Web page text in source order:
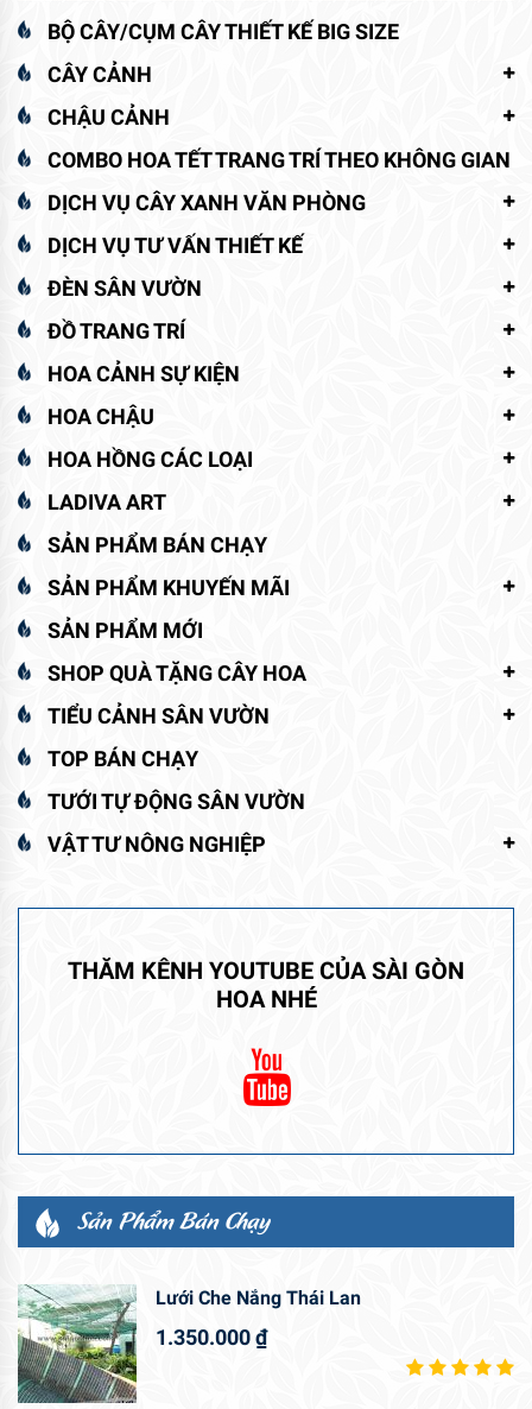
BỘ CÂY/CỤM CÂY THIẾT KẾ BIG SIZE
CÂY CẢNH
CHẬU CẢNH
COMBO HOA TẾT TRANG TRÍ THEO KHÔNG GIAN
DỊCH VỤ CÂY XANH VĂN PHÒNG
DỊCH VỤ TƯ VẤN THIẾT KẾ
ĐÈN SÂN VƯỜN
ĐỒ TRANG TRÍ
HOA CẢNH SỰ KIỆN
HOA CHẬU
HOA HỒNG CÁC LOẠI
LADIVA ART
SẢN PHẨM BÁN CHẠY
SẢN PHẨM KHUYẾN MÃI
SẢN PHẨM MỚI
SHOP QUÀ TẶNG CÂY HOA
TIỂU CẢNH SÂN VƯỜN
TOP BÁN CHẠY
TƯỚI TỰ ĐỘNG SÂN VƯỜN
VẬT TƯ NÔNG NGHIỆP
THĂM KÊNH YOUTUBE CỦA SÀI GÒN
HOA NHÉ
Sản Phẩm Bán Chạy
Lưới Che Nắng Thái Lan
1.350.000₫